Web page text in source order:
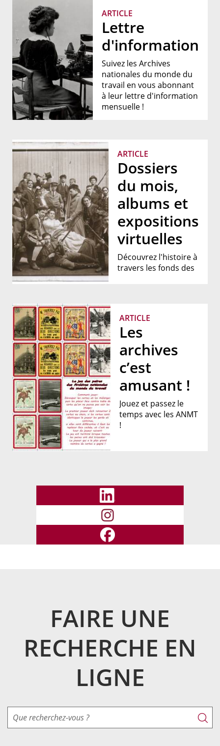
ARTICLE
Lettre
d'information
Suivez les Archives
nationales du monde du
travail en vous abonnant
à leur lettre d'information
mensuelle !
ARTICLE
Dossiers
du mois,
albums et
expositions
virtuelles
Découvrez l'histoire à
travers les fonds des
ARTICLE
Les
archives
c’est
amusant !
Jouez et passez le
temps avec les ANMT
!
FAIRE UNE
RECHERCHE EN
LIGNE